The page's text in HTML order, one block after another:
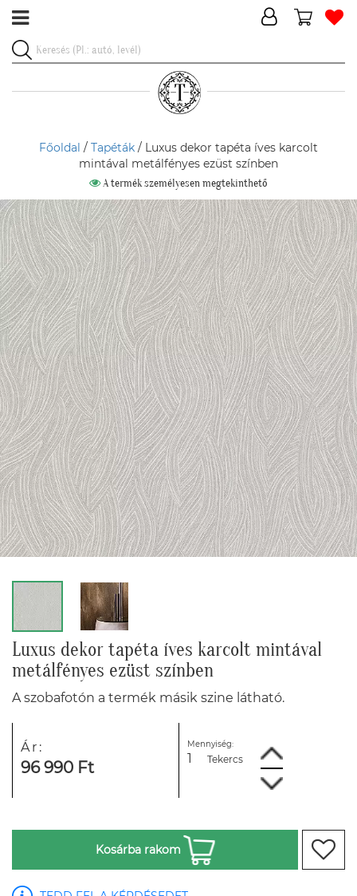
Főoldal / Tapéták / Luxus dekor tapéta íves karcolt
mintával metálfényes ezüst színben
A termék személyesen megtekinthető
Luxus dekor tapéta íves karcolt mintával
metálfényes ezüst színben
A szobafotón a termék másik szine látható.
Ár:
96 990 Ft
Mennyiség:
Tekercs
Kosárba rakom